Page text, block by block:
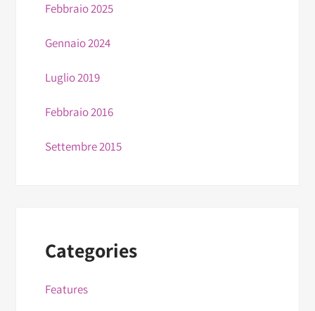
Febbraio 2025
Gennaio 2024
Luglio 2019
Febbraio 2016
Settembre 2015
Categories
Features